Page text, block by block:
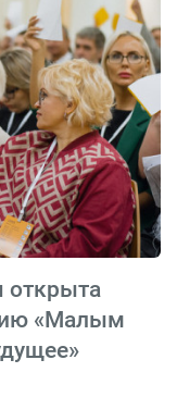
открыта
«Малым